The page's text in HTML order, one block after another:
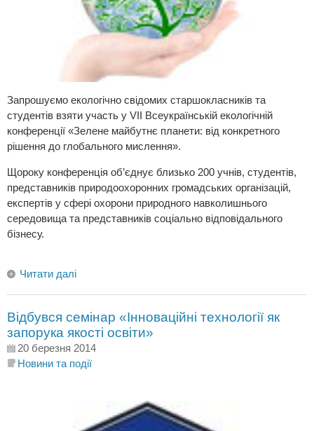
Запрошуємо екологічно свідомих старшокласників та
студентів взяти участь у VII Всеукраїнській екологічній
конференції «Зелене майбутнє планети: від конкретного
рішення до глобального мислення».
Щороку конференція об’єднує близько 200 учнів, студентів,
представників природоохоронних громадських організацій,
експертів у сфері охорони природного навколишнього
середовища та представників соціально відповідального
бізнесу.
Читати далі
Відбувся семінар «Інноваційні технології як
запорука якості освіти»
20 березня 2014
Новини та події